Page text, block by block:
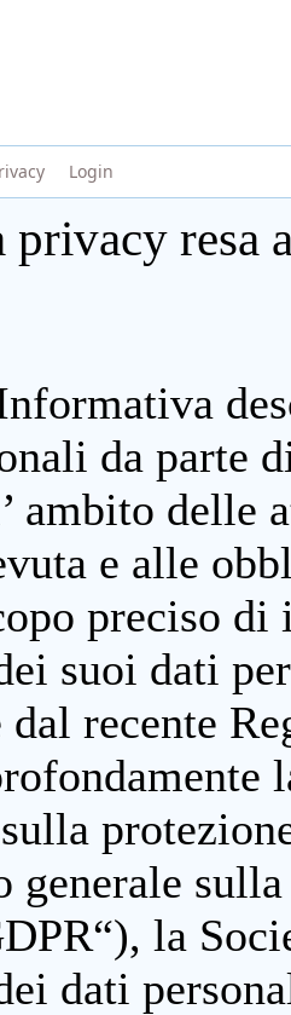
Login
resa
da parte
ambito delle
e alle
preciso
suoi dati
recente
generale
la
dati